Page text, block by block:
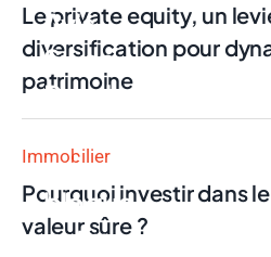
Le private equity, un
diversification pour
patrimoine
Immobilier
Pourquoi investir dans
valeur sûre ?
Avis
Swan
Pro : la
néobanque
qui
bloque
votre